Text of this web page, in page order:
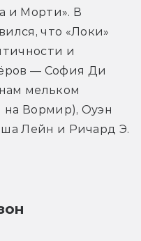
и Морти». В
что «Локи»
и
— София Ди
мельком
на Вормир), Оуэн
Лейн и Ричард Э.